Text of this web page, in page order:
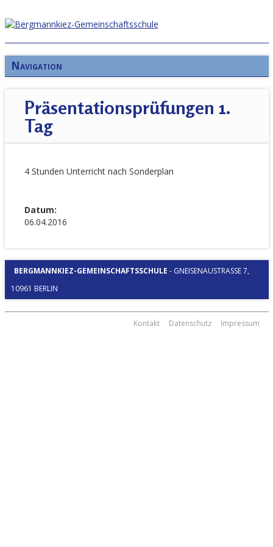
Navigation
Präsentationsprüfungen 1.
Tag
4 Stunden Unterricht nach Sonderplan
Datum:
06.04.2016
BERGMANNKIEZ-GEMEINSCHAFTSSCHULE - GNEISENAUSTRASSE 7, 1
0961 BERLIN
Kontakt Datenschutz Impressum